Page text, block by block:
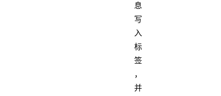
息
写
入
标
签
，
并